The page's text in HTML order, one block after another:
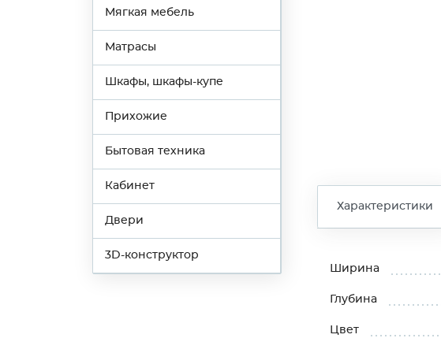
Мягкая мебель
Матрасы
Шкафы, шкафы-купе
Прихожие
Бытовая техника
Кабинет
Двери
3D-конструктор
Характеристики
Ширина
Глубина
Цвет